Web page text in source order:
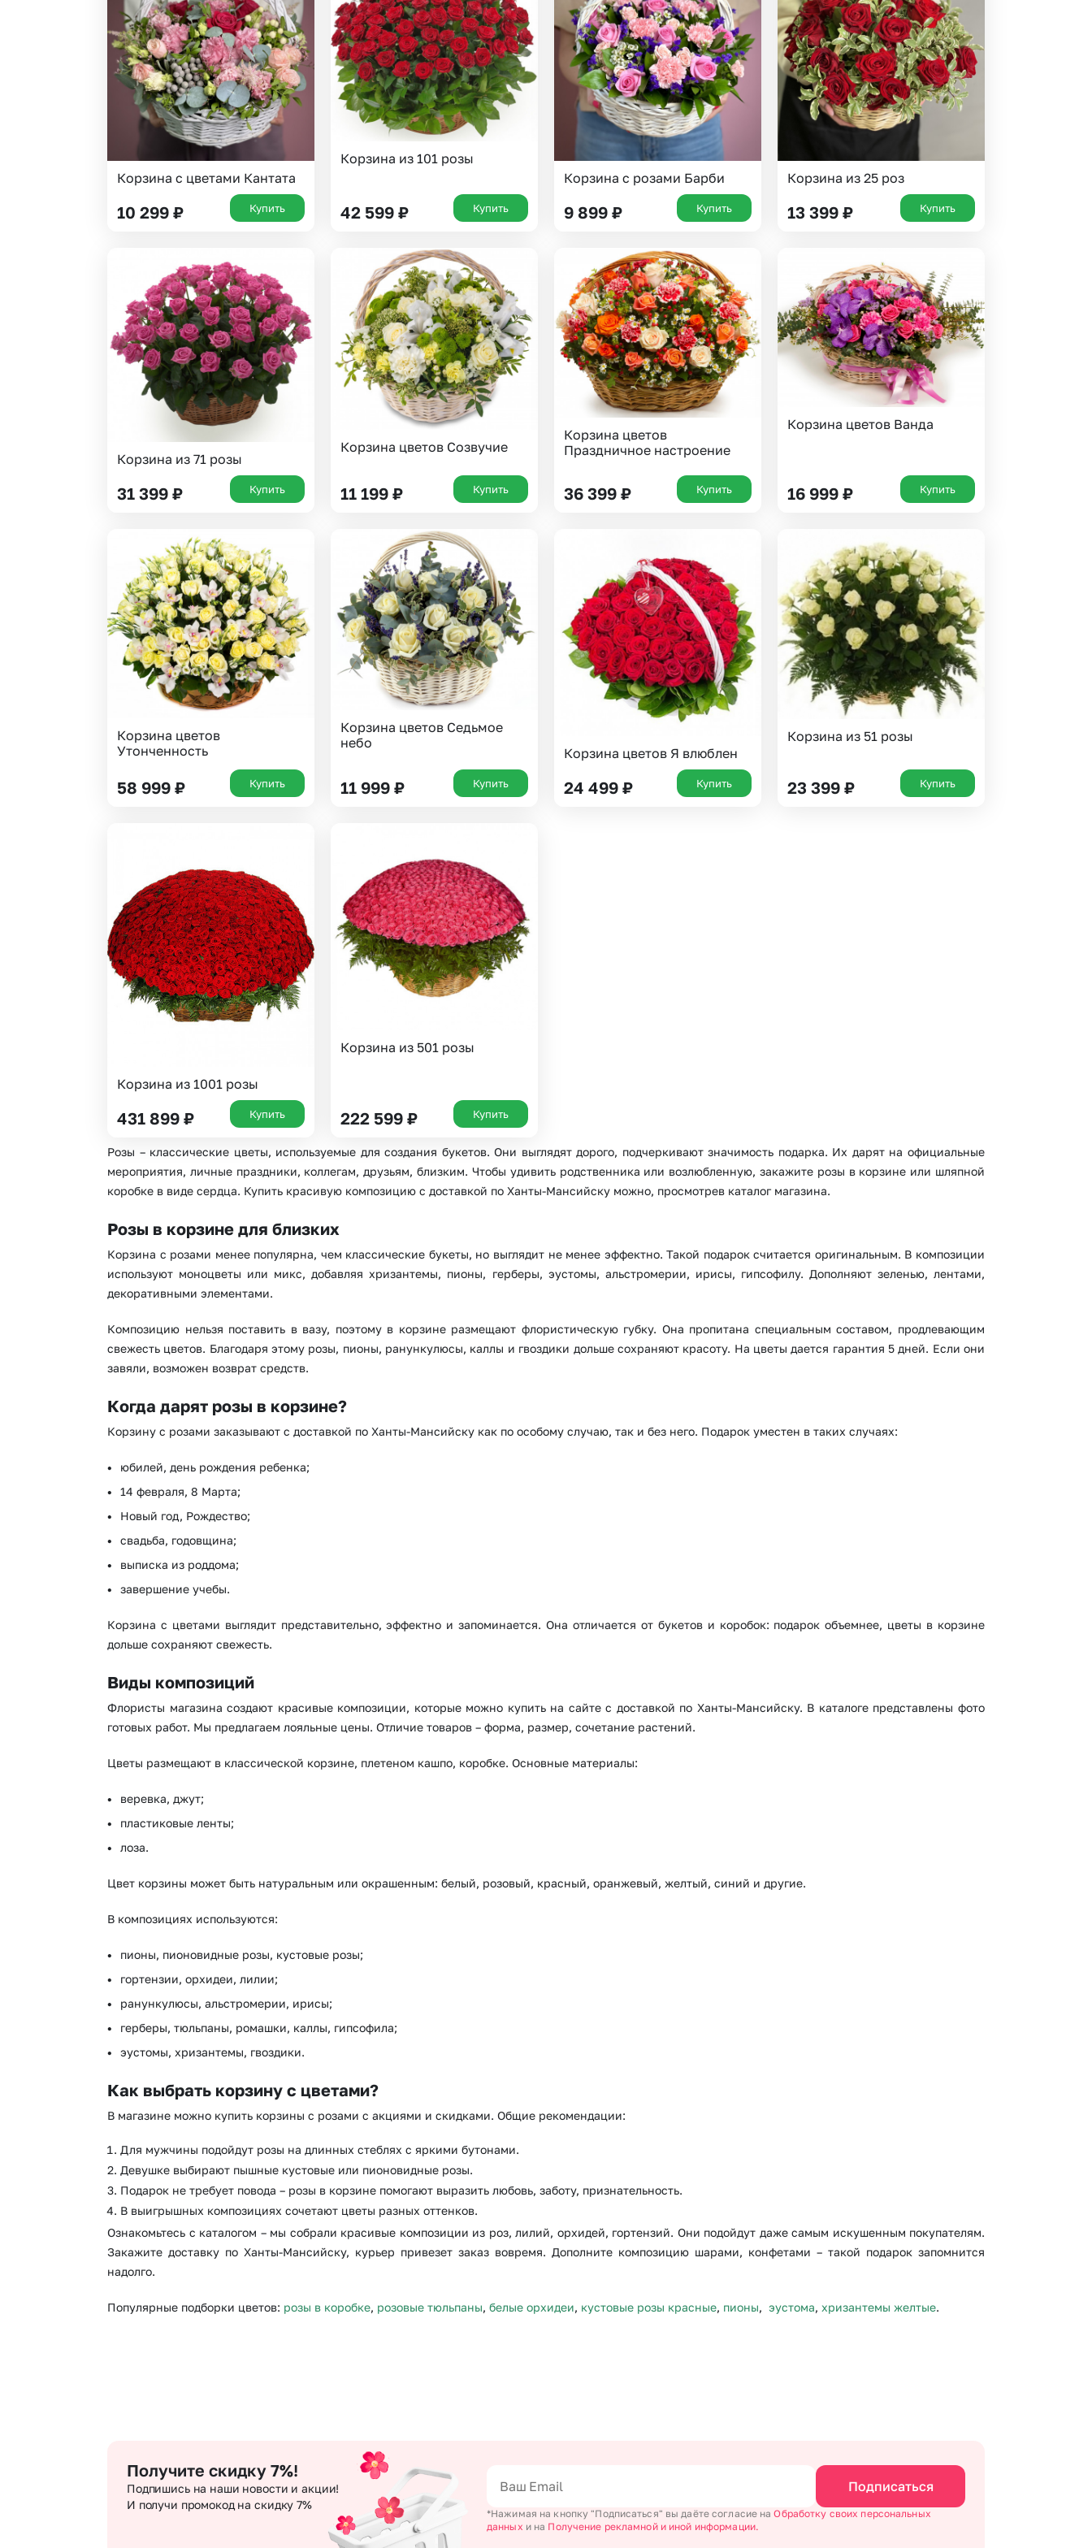
Гипсофила
Гортензии
Ирисы
Каллы
Суккуленты
Тюльпаны
Фрезия
Эустома
Insta букеты
Хиты продаж
Новинки
До 10000 рублей
Черная пятница
Все категории
Нижний Новгород
Самара
Корзина с цветами Кантата
10 299 ₽ Купить
Корзина из 101 розы
42 599 ₽ Купить
Корзина с розами Барби
9 899 ₽ Купить
Корзина из 25 роз
13 399 ₽ Купить
Корзина из 71 розы
31 399 ₽ Купить
Корзина цветов Созвучие
11 199 ₽ Купить
Корзина цветов
Праздничное настроение
36 399 ₽ Купить
Корзина цветов Ванда
16 999 ₽ Купить
Корзина цветов
Утонченность
58 999 ₽ Купить
Корзина цветов Седьмое
небо
11 999 ₽ Купить
Корзина цветов Я влюблен
24 499 ₽ Купить
Корзина из 51 розы
23 399 ₽ Купить
Корзина из 1001 розы
431 899 ₽ Купить
Корзина из 501 розы
222 599 ₽ Купить
Розы – классические цветы, используемые для создания букетов. Они выглядят дорого, подчеркивают значимость подарка. Их дарят на официальные
мероприятия, личные праздники, коллегам, друзьям, близким. Чтобы удивить родственника или возлюбленную, закажите розы в корзине или шляпной
коробке в виде сердца. Купить красивую композицию с доставкой по Ханты-Мансийску можно, просмотрев каталог магазина.
Розы в корзине для близких
Корзина с розами менее популярна, чем классические букеты, но выглядит не менее эффектно. Такой подарок считается оригинальным. В композиции
используют моноцветы или микс, добавляя хризантемы, пионы, герберы, эустомы, альстромерии, ирисы, гипсофилу. Дополняют зеленью, лентами,
декоративными элементами.
Композицию нельзя поставить в вазу, поэтому в корзине размещают флористическую губку. Она пропитана специальным составом, продлевающим
свежесть цветов. Благодаря этому розы, пионы, ранункулюсы, каллы и гвоздики дольше сохраняют красоту. На цветы дается гарантия 5 дней. Если они
завяли, возможен возврат средств.
Когда дарят розы в корзине?
Корзину с розами заказывают с доставкой по Ханты-Мансийску как по особому случаю, так и без него. Подарок уместен в таких случаях:
юбилей, день рождения ребенка;
14 февраля, 8 Марта;
Новый год, Рождество;
свадьба, годовщина;
выписка из роддома;
завершение учебы.
Корзина с цветами выглядит представительно, эффектно и запоминается. Она отличается от букетов и коробок: подарок объемнее, цветы в корзине
дольше сохраняют свежесть.
Виды композиций
Флористы магазина создают красивые композиции, которые можно купить на сайте с доставкой по Ханты-Мансийску. В каталоге представлены фото
готовых работ. Мы предлагаем лояльные цены. Отличие товаров – форма, размер, сочетание растений.
Цветы размещают в классической корзине, плетеном кашпо, коробке. Основные материалы:
веревка, джут;
пластиковые ленты;
лоза.
Цвет корзины может быть натуральным или окрашенным: белый, розовый, красный, оранжевый, желтый, синий и другие.
В композициях используются:
пионы, пионовидные розы, кустовые розы;
гортензии, орхидеи, лилии;
ранункулюсы, альстромерии, ирисы;
герберы, тюльпаны, ромашки, каллы, гипсофила;
эустомы, хризантемы, гвоздики.
Как выбрать корзину с цветами?
В магазине можно купить корзины с розами с акциями и скидками. Общие рекомендации:
Для мужчины подойдут розы на длинных стеблях с яркими бутонами.
Девушке выбирают пышные кустовые или пионовидные розы.
Подарок не требует повода – розы в корзине помогают выразить любовь, заботу, признательность.
В выигрышных композициях сочетают цветы разных оттенков.
Ознакомьтесь с каталогом – мы собрали красивые композиции из роз, лилий, орхидей, гортензий. Они подойдут даже самым искушенным покупателям.
Закажите доставку по Ханты-Мансийску, курьер привезет заказ вовремя. Дополните композицию шарами, конфетами – такой подарок запомнится
надолго.
Популярные подборки цветов: розы в коробке, розовые тюльпаны, белые орхидеи, кустовые розы красные, пионы, эустома, хризантемы желтые.
Получите скидку 7%!
Подпишись на наши новости и акции!
И получи промокод на скидку 7%
Подписаться
*Нажимая на кнопку "Подписаться" вы даёте согласие наОбработку своих персональных
данных и на Получение рекламной и иной информации.